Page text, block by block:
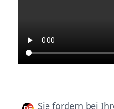
Sie fördern bei